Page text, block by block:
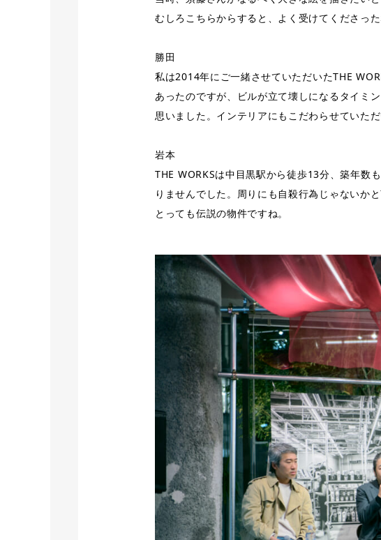
むしろこちらからすると、よく受けてくださった
勝田
私は2014年にご一緒させていただいたTHE
あったのですが、ビルが立て壊しになるタイミ
思いました。インテリアにもこだわらせていた
岩本
THE WORKSは中目黒駅から徒歩13分、築年数
りませんでした。周りにも自殺行為じゃないか
とっても伝説の物件ですね。